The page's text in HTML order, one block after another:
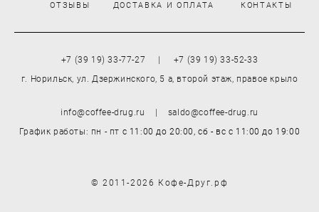
ОТЗЫВЫ ДОСТАВКА И ОПЛАТА КОНТАКТЫ
+7 (39 19) 33-77-27 | +7 (39 19) 33-52-33
г. Норильск, ул. Дзержинского, 5 а, второй этаж, правое крыло
info@coffee-drug.ru | saldo@coffee-drug.ru
График работы: пн - пт с 11:00 до 20:00,сб - вс с 11:00 до 19:00
© 2011-2026 Кофе-Друг.рф